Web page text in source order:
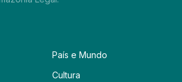
País e Mundo
Cultura